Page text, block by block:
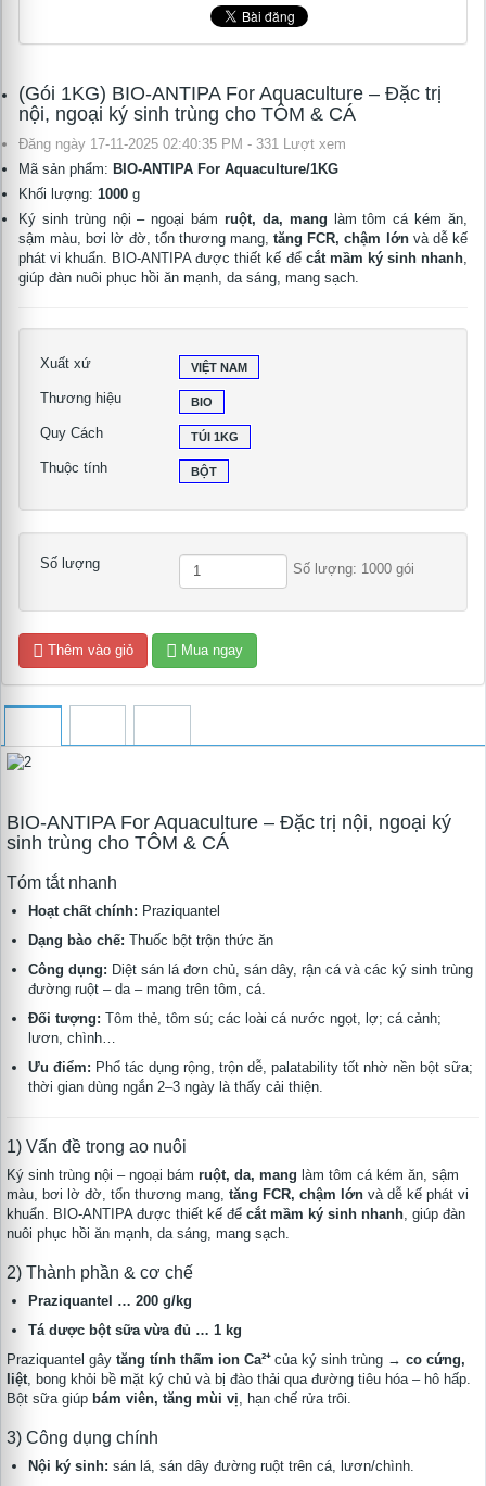
(Gói 1KG) BIO-ANTIPA For Aquaculture – Đặc trị
nội, ngoại ký sinh trùng cho TÔM & CÁ
Đăng ngày 17-11-2025 02:40:35 PM - 331 Lượt xem
Mã sản phẩm: BIO-ANTIPA For Aquaculture/1KG
Khối lượng: 1000 g
Ký sinh trùng nội – ngoại bám ruột, da, mang làm tôm cá kém ăn,
sậm màu, bơi lờ đờ, tổn thương mang,tăng FCR, chậm lớnvà dễ kế
phát vi khuẩn. BIO-ANTIPA được thiết kế để cắt mầm ký sinh nhanh
giúp đàn nuôi phục hồi ăn mạnh, da sáng, mang sạch.
Xuất xứ VIỆT NAM
Thương hiệu BIO
Quy Cách TÚI 1KG
Thuộc tính BỘT
Số lượng Số lượng: 1000 gói
Thêm vào giỏ Mua ngay
BIO-ANTIPA For Aquaculture – Đặc trị nội, ngoại ký
sinh trùng cho TÔM & CÁ
Tóm tắt nhanh
Hoạt chất chính: Praziquantel
Dạng bào chế: Thuốc bột trộn thức ăn
Công dụng: Diệt sán lá đơn chủ, sán dây, rận cá và các ký sinh trùng
đường ruột – da – mang trên tôm, cá.
Đối tượng: Tôm thẻ, tôm sú; các loài cá nước ngọt, lợ; cá cảnh;
lươn, chình…
Ưu điểm: Phổ tác dụng rộng, trộn dễ, palatability tốt nhờ nền bột sữa;
thời gian dùng ngắn 2–3 ngày là thấy cải thiện.
1) Vấn đề trong ao nuôi
Ký sinh trùng nội – ngoại bám ruột, da, mang làm tôm cá kém ăn, sậm
màu, bơi lờ đờ, tổn thương mang, tăng FCR, chậm lớn và dễ kế phát vi
khuẩn. BIO-ANTIPA được thiết kế để cắt mầm ký sinh nhanh, giúp đàn
nuôi phục hồi ăn mạnh, da sáng, mang sạch.
2) Thành phần & cơ chế
Praziquantel … 200 g/kg
Tá dược bột sữa vừa đủ … 1 kg
Praziquantel gây tăng tính thấm ion Ca²⁺của ký sinh trùng → co cứng,
liệt, bong khỏi bề mặt ký chủ và bị đào thải qua đường tiêu hóa – hô hấp.
Bột sữa giúp bám viên, tăng mùi vị, hạn chế rửa trôi.
3) Công dụng chính
Nội ký sinh: sán lá, sán dây đường ruột trên cá, lươn/chình.